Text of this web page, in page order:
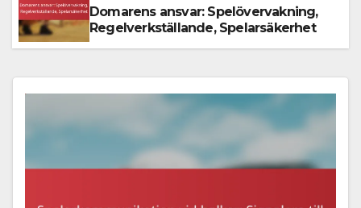
Domarens ansvar: Spelövervakning,
Regelverkställande, Spelarsäkerhet